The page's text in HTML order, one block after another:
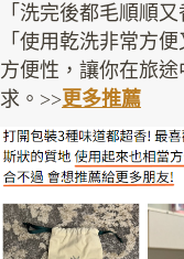
「洗完後都毛順順
「使用乾洗非常方
方便性，讓你在旅
求。>>更多推薦